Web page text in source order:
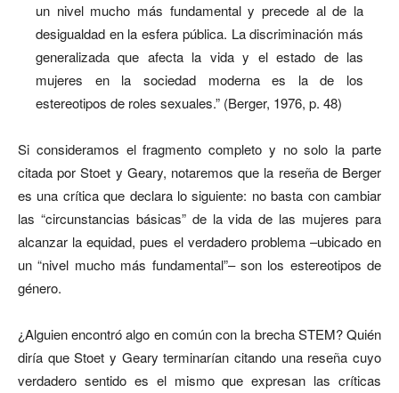
un nivel mucho más fundamental y precede al de la
desigualdad en la esfera pública. La discriminación más
generalizada que afecta la vida y el estado de las
mujeres en la sociedad moderna es la de los
estereotipos de roles sexuales.” (Berger, 1976, p. 48)
Si consideramos el fragmento completo y no solo la parte
citada por Stoet y Geary, notaremos que la reseña de Berger
es una crítica que declara lo siguiente: no basta con cambiar
las “circunstancias básicas” de la vida de las mujeres para
alcanzar la equidad, pues el verdadero problema –ubicado en
un “nivel mucho más fundamental”– son los estereotipos de
género.
¿Alguien encontró algo en común con la brecha STEM? Quién
diría que Stoet y Geary terminarían citando una reseña cuyo
verdadero sentido es el mismo que expresan las críticas